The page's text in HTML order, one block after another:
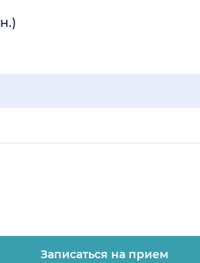
Записаться на прием